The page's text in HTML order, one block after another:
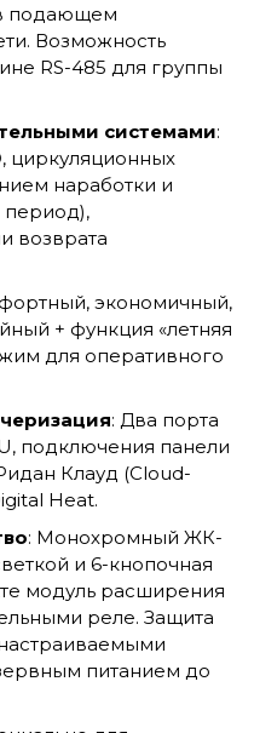
подающем
Возможность
RS-485 для группы
системами:
циркуляционных
наработки и
период),
возврата
экономичный,
+ функция «летняя
для оперативного
: Два порта
подключения панели
Клауд (Cloud-
Heat.
: Монохромный ЖК-
и 6-кнопочная
модуль расширения
реле. Защита
питанием до